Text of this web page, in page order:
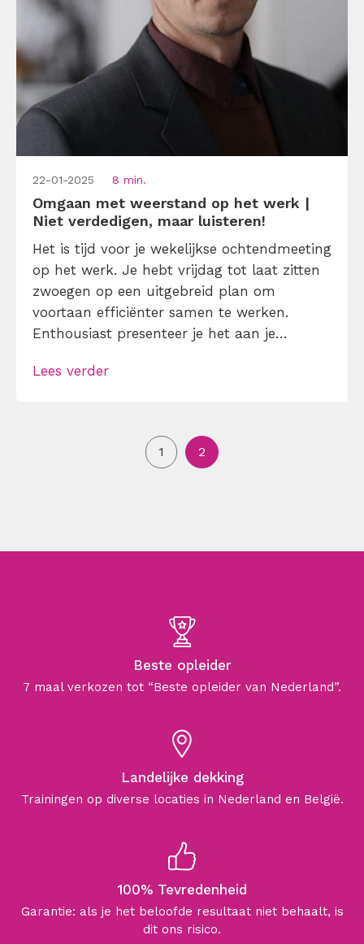
22-01-2025 8 min.
Omgaan met weerstand op het werk |
Niet verdedigen, maar luisteren!
Het is tijd voor je wekelijkse ochtendmeeting
op het werk. Je hebt vrijdag tot laat zitten
zwoegen op een uitgebreid plan om
voortaan efficiënter samen te werken.
Enthousiast presenteer je het aan je
enthousiast als jij. Maar één collega is
Lees verder
1 2
Beste opleider
7 maal verkozen tot “Beste opleider van Nederland”.
Landelijke dekking
Trainingen op diverse locaties in Nederland en België.
100% Tevredenheid
Garantie: als je het beloofde resultaat niet behaalt, is
dit ons risico.